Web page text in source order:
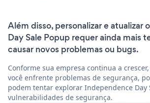
Além disso, personalizar e atualizar
Day Sale Popup requer ainda mais
causar novos problemas ou bugs.
Conforme sua empresa continua a
você enfrente problemas de segurança,
podem tentar explorar Independence Day
vulnerabilidades de segurança.